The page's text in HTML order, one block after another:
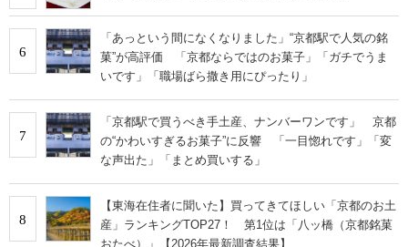
6
「あっという間になくなりました」“京都駅で人気の銘
菓”が高評価 「京都ならではのお菓子」「ガチでうま
いです」「職場ばら撒き用にぴったり」
7
「京都駅で買うべき手土産、ナンバーワンです」 京都
の“かわいすぎるお菓子”に反響 「一目惚れです」「変
な声出た」「まとめ買いする」
8
【東海在住者に聞いた】買ってきてほしい「京都のお土
産」ランキングTOP27！ 第1位は「八ッ橋（京都銘菓
おたべ）」【2026年最新調査結果】